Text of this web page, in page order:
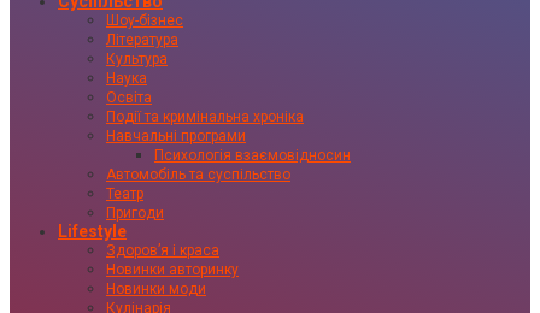
Шоу-бізнес
Література
Культура
Наука
Освіта
Події та кримінальна хроніка
Навчальні програми
Психологія взаємовідносин
Автомобіль та суспільство
Театр
Пригоди
Lifestyle
Здоровʼя і краса
Новинки авторинку
Новинки моди
Кулінарія